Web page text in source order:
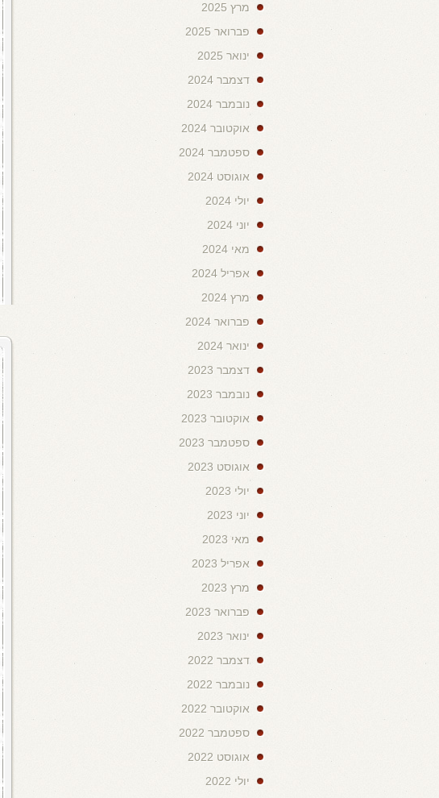
מרץ 2025
פברואר 2025
ינואר 2025
דצמבר 2024
נובמבר 2024
אוקטובר 2024
ספטמבר 2024
אוגוסט 2024
יולי 2024
יוני 2024
מאי 2024
אפריל 2024
מרץ 2024
פברואר 2024
ינואר 2024
דצמבר 2023
נובמבר 2023
אוקטובר 2023
ספטמבר 2023
אוגוסט 2023
יולי 2023
יוני 2023
מאי 2023
אפריל 2023
מרץ 2023
פברואר 2023
ינואר 2023
דצמבר 2022
נובמבר 2022
אוקטובר 2022
ספטמבר 2022
אוגוסט 2022
יולי 2022